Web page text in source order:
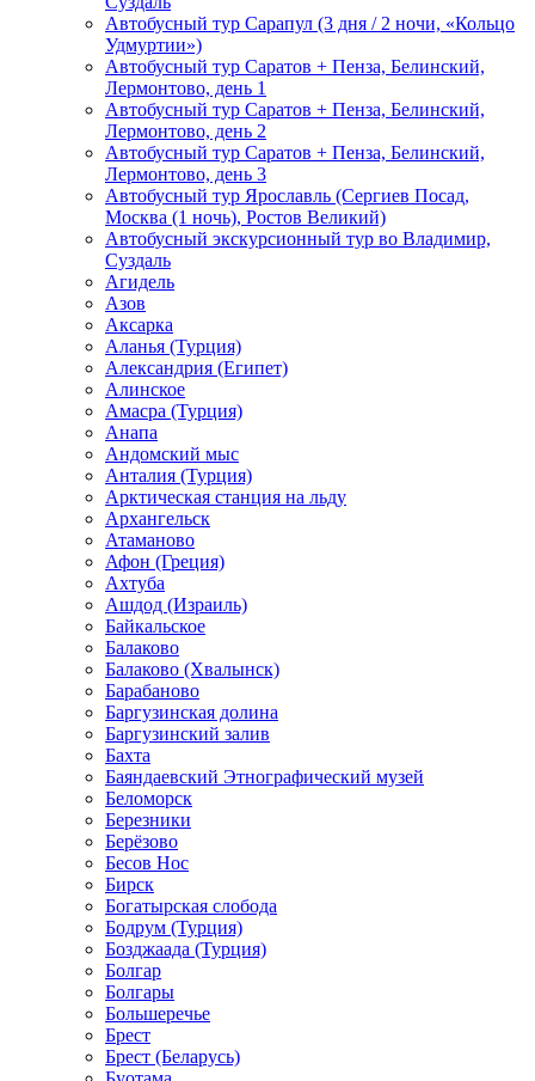
Автобусный тур Сарапул (3 дня / 2 ночи, «Кольцо
Удмуртии»)
Автобусный тур Саратов + Пенза, Белинский,
Лермонтово, день 1
Автобусный тур Саратов + Пенза, Белинский,
Лермонтово, день 2
Автобусный тур Саратов + Пенза, Белинский,
Лермонтово, день 3
Автобусный тур Ярославль (Сергиев Посад,
Москва (1 ночь), Ростов Великий)
Автобусный экскурсионный тур во Владимир,
Суздаль
Агидель
Азов
Аксарка
Аланья (Турция)
Александрия (Египет)
Алинское
Амасра (Турция)
Анапа
Андомский мыс
Анталия (Турция)
Арктическая станция на льду
Архангельск
Атаманово
Афон (Греция)
Ахтуба
Ашдод (Израиль)
Байкальское
Балаково
Балаково (Хвалынск)
Барабаново
Баргузинская долина
Баргузинский залив
Бахта
Баяндаевский Этнографический музей
Беломорск
Березники
Берёзово
Бесов Нос
Бирск
Богатырская слобода
Бодрум (Турция)
Бозджаада (Турция)
Болгар
Болгары
Большеречье
Брест
Брест (Беларусь)